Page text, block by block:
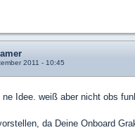
2011 - 10:45
Idee. weiß aber nicht obs
da Deine Onboard